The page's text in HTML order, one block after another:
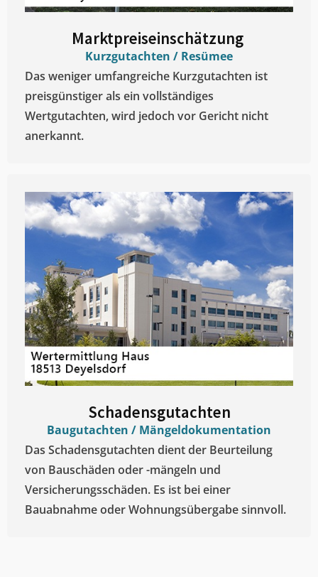
Marktpreiseinschätzung ​
Kurzgutachten / Resümee
Das weniger umfangreiche Kurzgutachten ist
preisgünstiger als ein vollständiges
Wertgutachten, wird jedoch vor Gericht nicht
anerkannt.
Schadensgutachten
Baugutachten / Mängeldokumentation
Das Schadensgutachten dient der Beurteilung
von Bauschäden oder -mängeln und
Versicherungsschäden. Es ist bei einer
Bauabnahme oder Wohnungsübergabe sinnvoll.